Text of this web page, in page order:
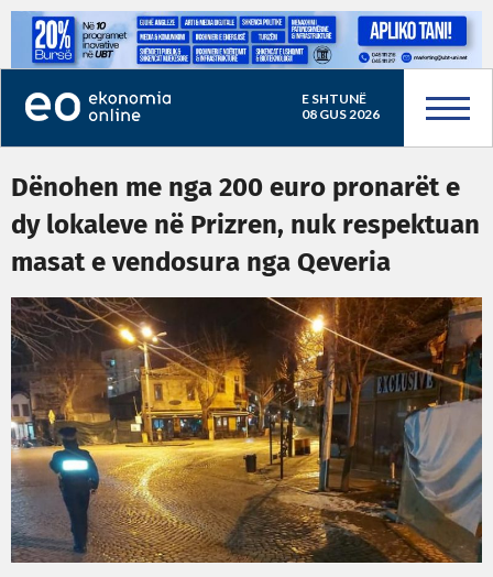
E SHTUNË
08 GUS 2026
Dënohen me nga 200 euro pronarët e
dy lokaleve në Prizren, nuk respektuan
masat e vendosura nga Qeveria